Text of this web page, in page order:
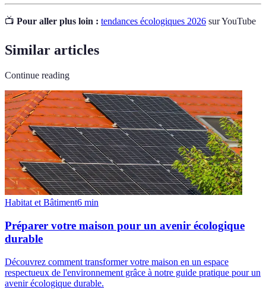
📺 Pour aller plus loin : tendances écologiques 2026 sur YouTube
Similar articles
Continue reading
Habitat et Bâtiment6 min
Préparer votre maison pour un avenir écologique
durable
Découvrez comment transformer votre maison en un espace
respectueux de l'environnement grâce à notre guide pratique pour un
avenir écologique durable.